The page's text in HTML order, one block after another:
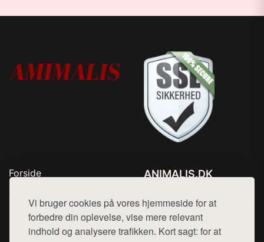
Vi bruger cookies på vores hjemmeside for at
forbedre din oplevelse, vise mere relevant
indhold og analysere trafikken. Kort sagt: for at
Forside
Top Rabatter
Kontakt
ANIMALIS.DK
Mail: hej@want.dk
Cookie- og privatlivspolitik